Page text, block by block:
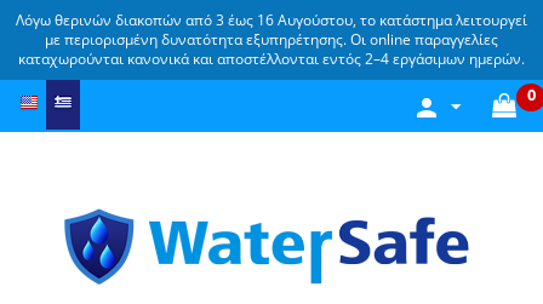
Λόγω θερινών διακοπών από 3 έως 16 Αυγούστου, το κατάστημα λειτουργεί
με περιορισμένη δυνατότητα εξυπηρέτησης. Οι online παραγγελίες
καταχωρούνται κανονικά και αποστέλλονται εντός 2–4 εργάσιμων ημερών.
0